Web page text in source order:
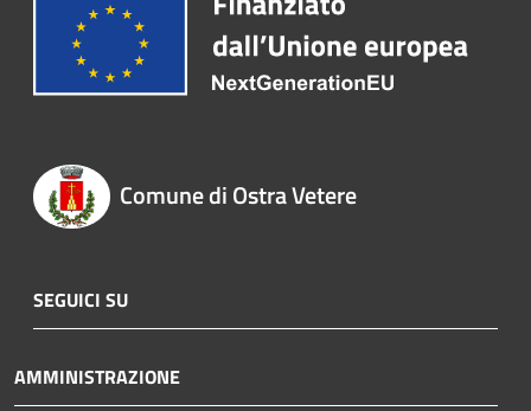
Comune di Ostra Vetere
SEGUICI SU
AMMINISTRAZIONE